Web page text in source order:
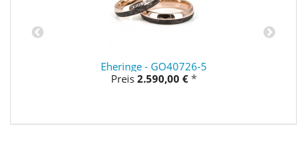
Eheringe - GO40726-5
Preis 2.590,00 € *